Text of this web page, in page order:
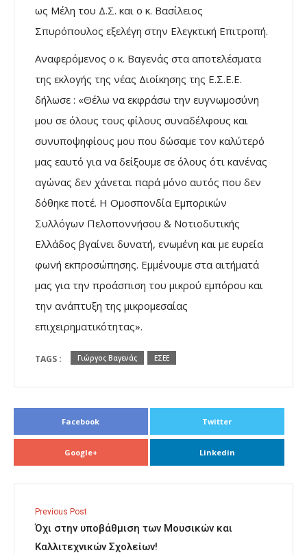
ως Μέλη του Δ.Σ. και ο κ. Βασίλειος
Σπυρόπουλος εξελέγη στην Ελεγκτική Επιτροπή.
Αναφερόμενος ο κ. Βαγενάς στα αποτελέσματα
της εκλογής της νέας Διοίκησης της Ε.Σ.Ε.Ε.
δήλωσε : «Θέλω να εκφράσω την ευγνωμοσύνη
μου σε όλους τους φίλους συναδέλφους και
συνυποψηφίους μου που δώσαμε τον καλύτερό
μας εαυτό για να δείξουμε σε όλους ότι κανένας
αγώνας δεν χάνεται παρά μόνο αυτός που δεν
δόθηκε ποτέ. Η Ομοσπονδία Εμπορικών
Συλλόγων Πελοποννήσου & Νοτιοδυτικής
Ελλάδος βγαίνει δυνατή, ενωμένη και με ευρεία
φωνή εκπροσώπησης. Εμμένουμε στα αιτήματά
μας για την προάσπιση του μικρού εμπόρου και
την ανάπτυξη της μικρομεσαίας
επιχειρηματικότητας».
TAGS : Γιώργος Βαγενάς ΕΣΕΕ
Facebook Twitter
Google+ Linkedin
Previous Post
Όχι στην υποβάθμιση των Μουσικών και
Καλλιτεχνικών Σχολείων!